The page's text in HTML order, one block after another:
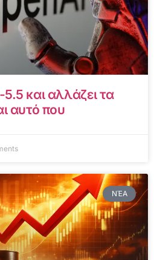
και αλλάζει τα
αυτό που
ΝΈΑ